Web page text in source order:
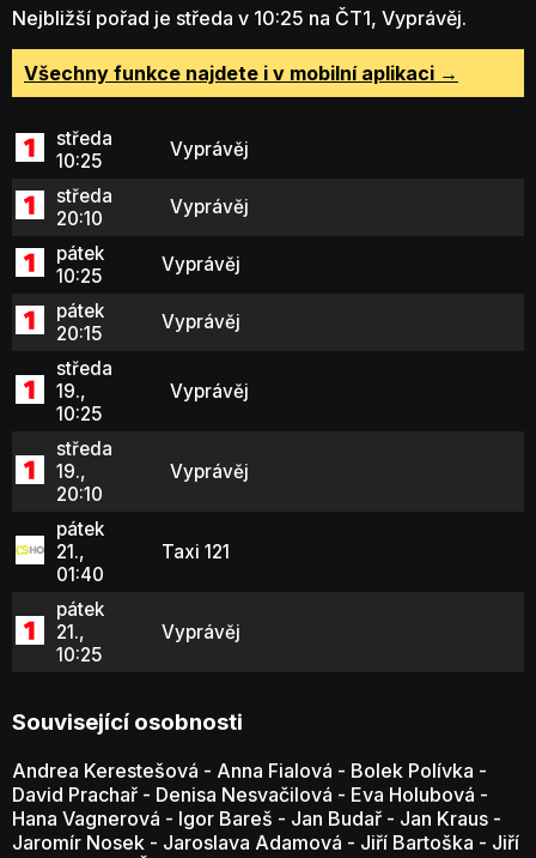
Nejbližší pořad je středa v 10:25 na ČT1, Vyprávěj.
Všechny funkce najdete i v mobilní aplikaci →
středa
10:25
Vyprávěj
středa
20:10
Vyprávěj
pátek
10:25
Vyprávěj
pátek
20:15
Vyprávěj
středa
19.,
10:25
Vyprávěj
středa
19.,
20:10
Vyprávěj
pátek
21.,
01:40
Taxi 121
pátek
21.,
10:25
Vyprávěj
Související osobnosti
Andrea Kerestešová - Anna Fialová - Bolek Polívka -
David Prachař - Denisa Nesvačilová - Eva Holubová -
Hana Vagnerová - Igor Bareš - Jan Budař - Jan Kraus -
Jaromír Nosek - Jaroslava Adamová - Jiří Bartoška - Jiří